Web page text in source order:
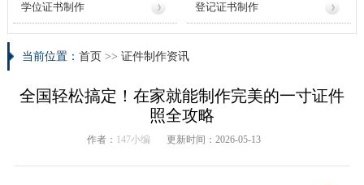
学位证书制作 登记证书制作
当前位置： 首页 >> 证件制作资讯
全国轻松搞定！在家就能制作完美的一寸证件
照全攻略
作者： 147小编 更新时间：2026-05-13